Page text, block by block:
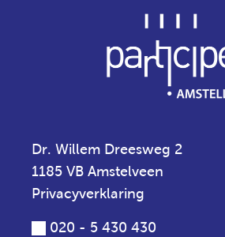
Dr. Willem Dreesweg 2
1185 VB Amstelveen
Privacyverklaring
020 - 5 430 430